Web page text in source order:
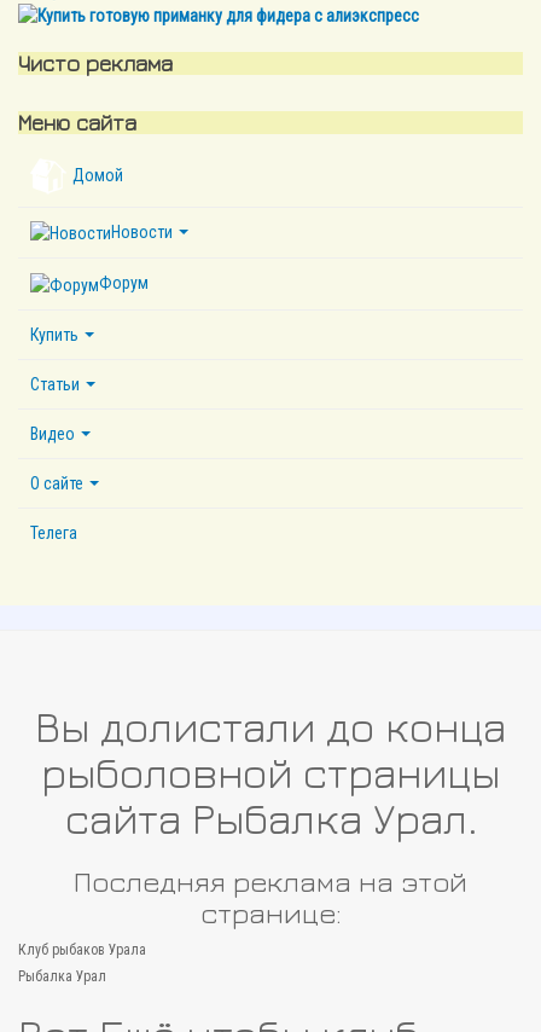
Чисто реклама
Меню сайта
Домой
Новости
Форум
Купить
Статьи
Видео
О сайте
Телега
Вы долистали до конца
рыболовной страницы
сайта Рыбалка Урал.
Последняя реклама на этой
странице:
Клуб рыбаков Урала
Рыбалка Урал